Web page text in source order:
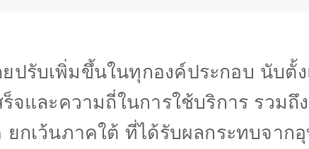
บเพิ่มขึ้นในทุกองค์ประกอบ นับตั้ง
ร็จและความถี่ในการใช้บริการ รวมถึ
กเว้นภาคใต้ ที่ได้รับผลกระทบจาก